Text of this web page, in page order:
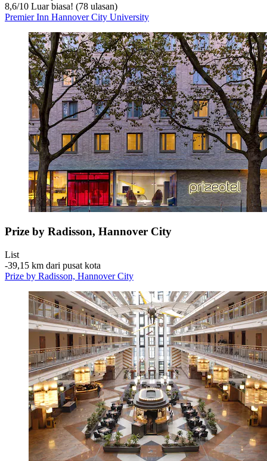
8,6/10 Luar biasa! (78 ulasan)
Premier Inn Hannover City University
Prize by Radisson, Hannover City
List
‐39,15 km dari pusat kota
Prize by Radisson, Hannover City